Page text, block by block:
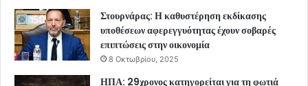
Στουρνάρας: Η καθυστέρηση εκδίκασης
υποθέσεων αφερεγγυότητας έχουν σοβαρές
επιπτώσεις στην οικονομία
8 Οκτωβρίου, 2025
ΗΠΑ: 29χρονος κατηγορείται για τη φωτιά